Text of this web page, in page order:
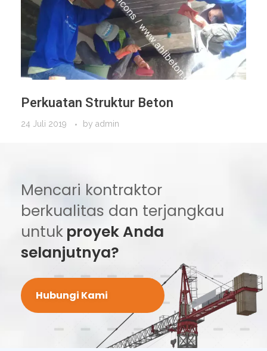
Perkuatan Struktur Beton
24 Juli 2019 by admin
Mencari kontraktor
berkualitas dan terjangkau
untuk proyek Anda
selanjutnya?
Hubungi Kami